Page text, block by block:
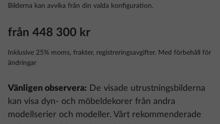
Bilderna kan avvika från din valda konfiguration.
från 448 300 kr
Inklusive 25% moms, frakter, registreringsavgifter. Med förbehåll för
ändringar
Vänligen observera: De visade utrustningsbilderna
kan visa dyn- och möbeldekorer från andra
modellserier och modeller. Vårt rekommenderade